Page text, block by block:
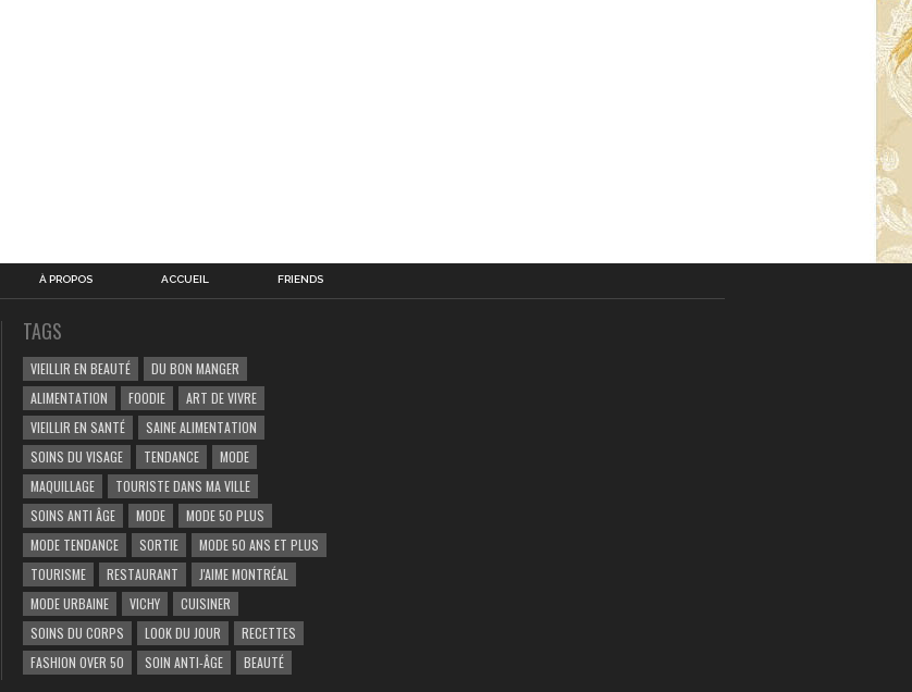
À PROPOS ACCUEIL FRIENDS
TAGS
VIEILLIR EN BEAUTÉ
DU BON MANGER
ALIMENTATION
FOODIE
ART DE VIVRE
VIEILLIR EN SANTÉ
SAINE ALIMENTATION
SOINS DU VISAGE
TENDANCE
MODE
MAQUILLAGE
TOURISTE DANS MA VILLE
SOINS ANTI ÂGE
MODE
MODE 50 PLUS
MODE TENDANCE
SORTIE
MODE 50 ANS ET PLUS
TOURISME
RESTAURANT
J'AIME MONTRÉAL
MODE URBAINE
VICHY
CUISINER
SOINS DU CORPS
LOOK DU JOUR
RECETTES
FASHION OVER 50
SOIN ANTI-ÂGE BEAUTÉ